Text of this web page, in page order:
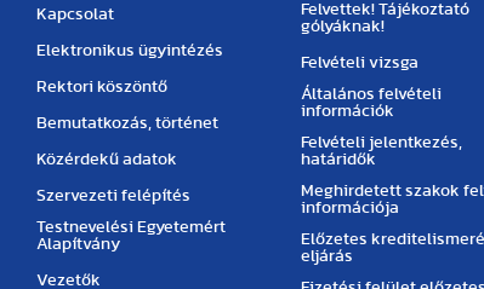
Kapcsolat
Elektronikus ügyintézés
Rektori köszöntő
Bemutatkozás, történet
Közérdekű adatok
Szervezeti felépítés
Testnevelési Egyetemért
Alapítvány
Vezetők
Felvettek! Tájékoztató
gólyáknak!
Felvételi vizsga
Általános felvételi
információk
Felvételi jelentkezés,
határidők
Meghirdetett szakok
információja
Előzetes
eljárás